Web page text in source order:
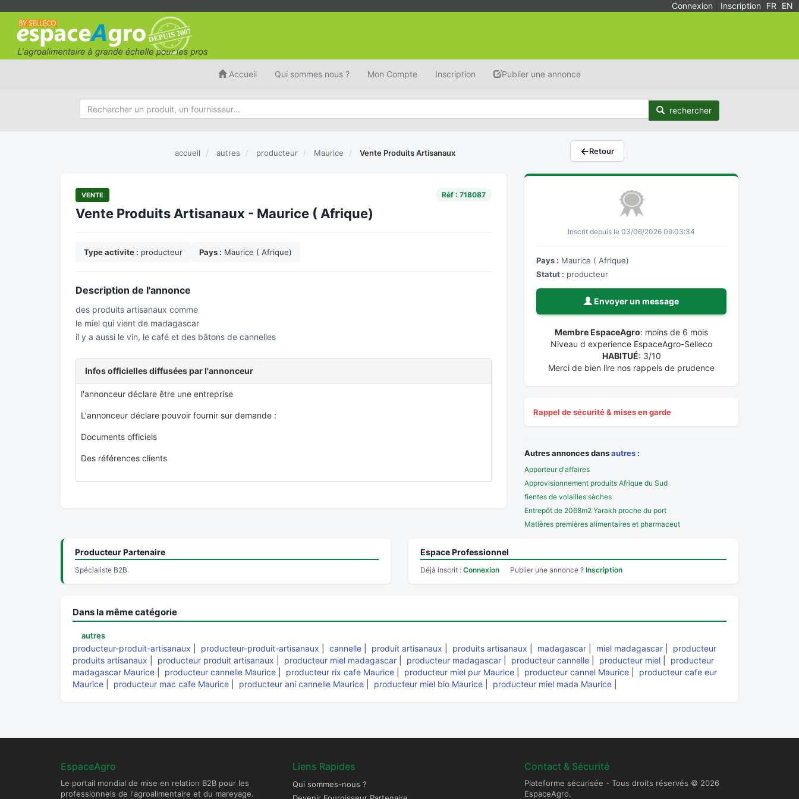
Connexion Inscription FR EN
Accueil Qui sommes nous ? Mon Compte Inscription Publier une annonce
rechercher
accueil autres producteur Maurice Vente Produits Artisanaux ←Retour
VENTE Réf : 718087
Vente Produits Artisanaux - Maurice ( Afrique)
Type activite : producteur Pays : Maurice ( Afrique)
Description de l'annonce
des produits artisanaux comme
le miel qui vient de madagascar
il y a aussi le vin, le café et des bâtons de cannelles
Infos officielles diffusées par l'annonceur
l'annonceur déclare être une entreprise
L'annonceur déclare pouvoir fournir sur demande :
Documents officiels
Des références clients
Inscrit depuis le 03/06/2026 09:03:34
Pays : Maurice ( Afrique)
Statut : producteur
Envoyer un message
Membre EspaceAgro: moins de 6 mois
Niveau d experience EspaceAgro-Selleco
HABITUÉ: 3/10
Merci de bien lire nos rappels de prudence
Rappel de sécurité & mises en garde
Autres annonces dansautres :
Apporteur d'affaires
Approvisionnement produits Afrique du Sud
fientes de volailles sèches
Entrepôt de 2068m2 Yarakh proche du port
Matières premières alimentaires et pharmaceut
Producteur Partenaire
Spécialiste B2B.
Espace Professionnel
Déjà inscrit : Connexion Publier une annonce ? Inscription
Dans la même catégorie
autres
producteur-produit-artisanaux producteur-produit-artisanaux cannelle produit artisanaux produits artisanaux madagascar miel madagascar
producteur
produits artisanaux
producteur produit artisanaux producteur miel madagascar producteur madagascar producteur cannelle producteur miel
producteur
madagascar Maurice
producteur cannelle Maurice producteur rix cafe Maurice producteur miel pur Maurice producteur cannel Maurice
producteur cafe eur
Maurice
producteur mac cafe Maurice producteur ani cannelle Maurice producteur miel bio Maurice producteur miel mada Maurice
EspaceAgro
Le portail mondial de mise en relation B2B pour les
professionnels de l'agroalimentaire et du mareyage.
Liens Rapides
Qui sommes-nous ?
Contact & Sécurité
Plateforme sécurisée - Tous droits réservés © 2026
EspaceAgro.